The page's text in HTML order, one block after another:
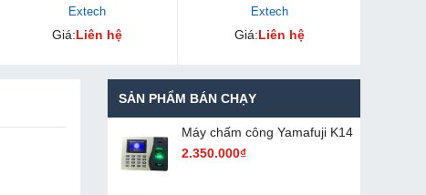
Extech
Giá:Liên hệ
Extech
Giá:Liên hệ
SẢN PHẨM BÁN CHẠY
Máy chấm cô​ng Yamafuji K14
2.350.000₫